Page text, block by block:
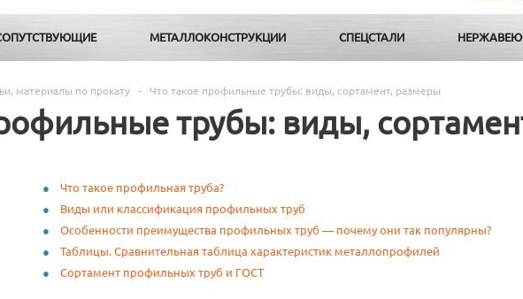
МЕТАЛЛОКОНСТРУКЦИИ СПЕЦСТАЛИ
материалы по прокату - Что такое профильные трубы: виды, сортамент, размеры
трубы: виды,
Что такое профильная труба?
Виды или классификация профильных труб
Особенности преимущества профильных труб — почему они так популярны?
Таблицы. Сравнительная таблица характеристик металлопрофилей
Сортамент профильных труб и ГОСТ